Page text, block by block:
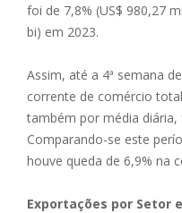
foi de 7,8% (US$ 980,27
bi) em 2023.
Assim, até a 4ª semana
corrente de comércio
também por média diária,
Comparando-se este
houve queda de 6,9% na
Exportações por Setor